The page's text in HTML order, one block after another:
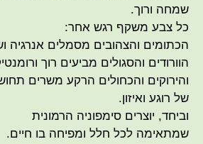
שמחה ורוך.
כל צבע משקף רגש אחר:
הכתומים והצהובים מסמלים אנרגיה
הוורודים והסגולים מביעים רוך
והירוקים והכחולים הרקע משרים
של רוגע ואיזון.
וביחד, יוצרים סימפוניה הרמונית
שמתאימה לכל חלל ומפיחה בו חיים.